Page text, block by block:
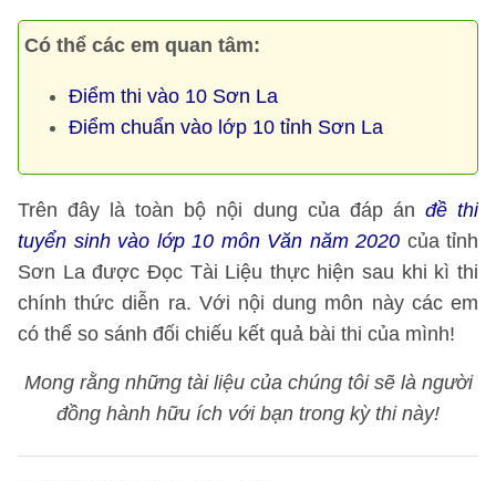
Có thể các em quan tâm:
Điểm thi vào 10 Sơn La
Điểm chuẩn vào lớp 10 tỉnh Sơn La
Trên đây là toàn bộ nội dung của đáp án đề thi
tuyển sinh vào lớp 10 môn Văn năm 2020 của tỉnh
Sơn La được Đọc Tài Liệu thực hiện sau khi kì thi
chính thức diễn ra. Với nội dung môn này các em
có thể so sánh đối chiếu kết quả bài thi của mình!
Mong rằng những tài liệu của chúng tôi sẽ là người
đồng hành hữu ích với bạn trong kỳ thi này!